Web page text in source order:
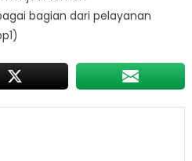
bagian dari pelayanan